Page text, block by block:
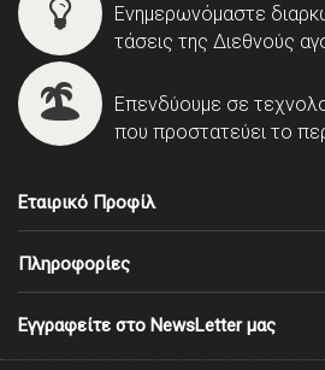
Ενημερωνόμαστε
τάσεις της Διεθνούς
Επενδύουμε σε
που προστατεύει το
Εταιρικό Προφίλ
Πληροφορίες
Εγγραφείτε στο NewsLetter μας